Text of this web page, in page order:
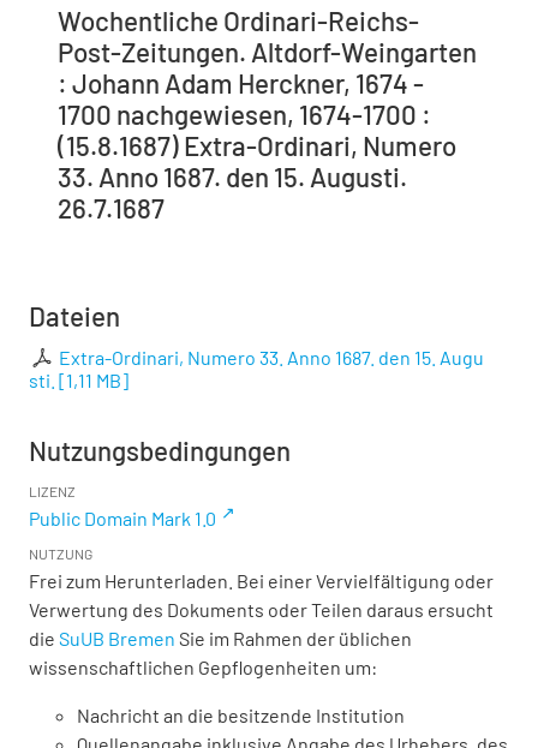
Wochentliche Ordinari-Reichs-
Post-Zeitungen. Altdorf-Weingarten
: Johann Adam Herckner, 1674 -
1700 nachgewiesen, 1674-1700 :
(15.8.1687) Extra-Ordinari, Numero
33. Anno 1687. den 15. Augusti.
26.7.1687
Dateien
Extra-Ordinari, Numero 33. Anno 1687. den 15. Augu
sti. [1,11 MB]
Nutzungsbedingungen
LIZENZ
Public Domain Mark 1.0
NUTZUNG
Frei zum Herunterladen. Bei einer Vervielfältigung oder
Verwertung des Dokuments oder Teilen daraus ersucht
die SuUB Bremen Sie im Rahmen der üblichen
wissenschaftlichen Gepflogenheiten um:
Nachricht an die besitzende Institution